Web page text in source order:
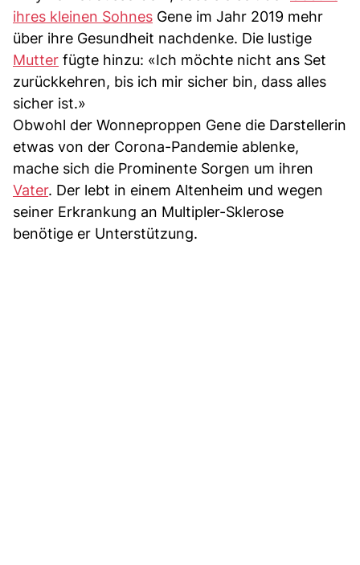
ihres kleinen Sohnes Gene im Jahr 2019 mehr
über ihre Gesundheit nachdenke. Die lustige
Mutter fügte hinzu: «Ich möchte nicht ans Set
zurückkehren, bis ich mir sicher bin, dass alles
sicher ist.»
Obwohl der Wonneproppen Gene die Darstellerin
etwas von der Corona-Pandemie ablenke,
mache sich die Prominente Sorgen um ihren
Vater. Der lebt in einem Altenheim und wegen
seiner Erkrankung an Multipler-Sklerose
benötige er Unterstützung.